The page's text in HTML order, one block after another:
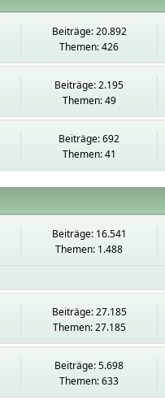
Beiträge: 20.892
Themen: 426
Beiträge: 2.195
Themen: 49
Beiträge: 692
Themen: 41
Beiträge: 16.541
Themen: 1.488
Beiträge: 27.185
Themen: 27.185
Beiträge: 5.698
Themen: 633